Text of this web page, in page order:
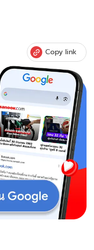
Copy link